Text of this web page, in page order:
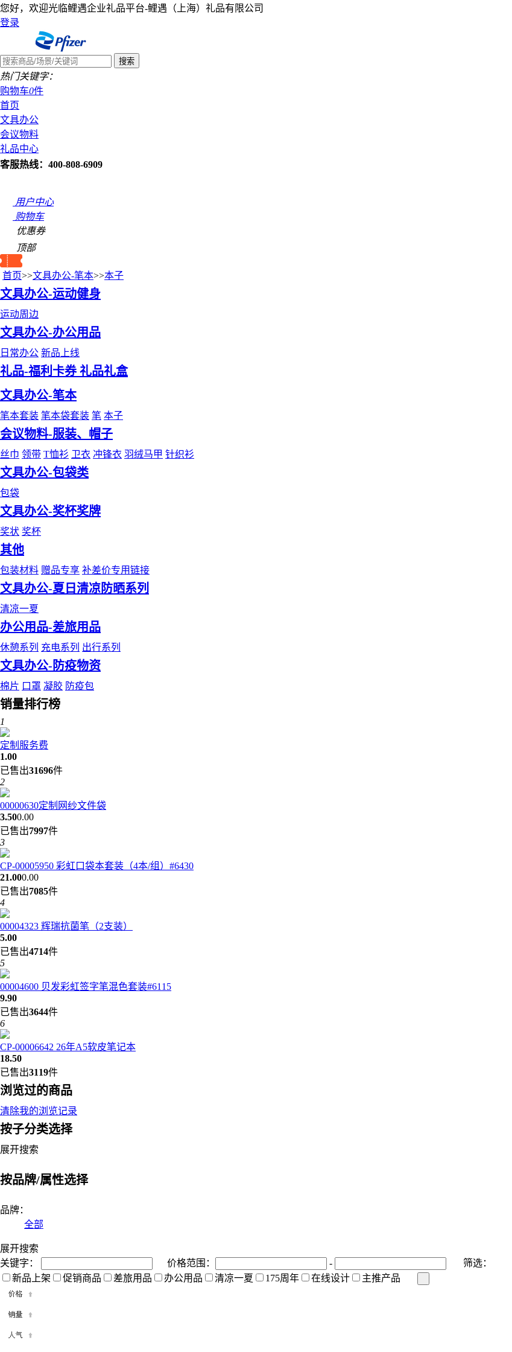
您好，欢迎光临鲤遇企业礼品平台-鲤遇（上海）礼品有限公司
登录
热门关键字：
购物车0件
首页
文具办公
会议物料
礼品中心
客服热线：400-808-6909
用户中心
购物车
优惠券
顶部
首页>>文具办公-笔本>>本子
文具办公-运动健身
运动周边
文具办公-办公用品
日常办公 新品上线
礼品-福利卡券 礼品礼盒
文具办公-笔本
笔本套装 笔本袋套装 笔 本子
会议物料-服装、帽子
丝巾 领带 T恤衫 卫衣 冲锋衣 羽绒马甲 针织衫
文具办公-包袋类
包袋
文具办公-奖杯奖牌
奖状 奖杯
其他
包装材料 赠品专享 补差价专用链接
文具办公-夏日清凉防晒系列
清凉一夏
办公用品-差旅用品
休憩系列 充电系列 出行系列
文具办公-防疫物资
棉片 口罩 凝胶 防疫包
销量排行榜
1
定制服务费
1.00
已售出31696件
2
00000630定制网纱文件袋
3.500.00
已售出7997件
3
CP-00005950 彩虹口袋本套装（4本/组）#6430
21.000.00
已售出7085件
4
00004323 辉瑞抗菌笔（2支装）
5.00
已售出4714件
5
00004600 贝发彩虹签字笔混色套装#6115
9.90
已售出3644件
6
CP-00006642 26年A5软皮笔记本
18.50
已售出3119件
浏览过的商品
清除我的浏览记录
按子分类选择
展开搜索
按品牌/属性选择
品牌：
全部
展开搜索
关键字：
价格范围： -
筛选：
新品上架
促销商品 差旅用品 办公用品 清凉一夏 175周年 在线设计 主推产品